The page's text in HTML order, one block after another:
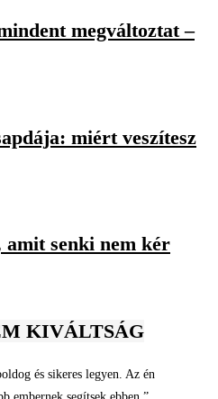
megváltoztat –
miért veszítesz
senki nem kér
KIVÁLTSÁG
és sikeres legyen. Az én